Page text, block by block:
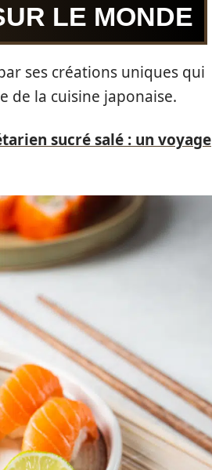
LE MONDE
ses créations uniques qui
de la cuisine japonaise.
sucré salé : un voyage